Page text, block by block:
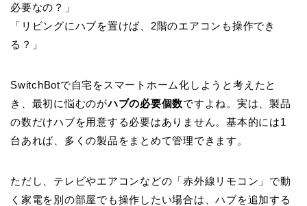
必要なの？」
「リビングにハブを置けば、2階のエアコンも操作でき
る？」
SwitchBotで自宅をスマートホーム化しようと考えたと
き、最初に悩むのがハブの必要個数ですよね。実は、製品
の数だけハブを用意する必要はありません。基本的には1
台あれば、多くの製品をまとめて管理できます。
ただし、テレビやエアコンなどの「赤外線リモコン」で動
く家電を別の部屋でも操作したい場合は、ハブを追加する